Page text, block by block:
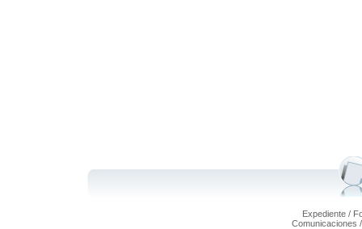
Expediente /
Comunicaciones